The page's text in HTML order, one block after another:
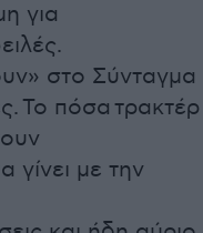
για
στο Σύνταγμα
Το πόσα τρακτέρ
γίνει με την